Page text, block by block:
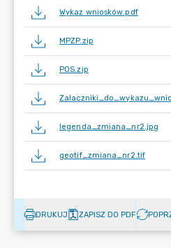
Wykaz wniosków.pdf
MPZP.zip
POS.zip
legenda_zmiana_nr2.jpg
geotif_zmiana_nr2.tif
DRUKUJ ZAPISZ DO PDF